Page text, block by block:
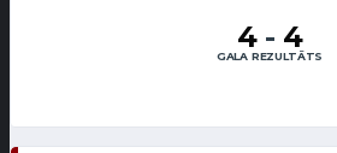
4 - 4
GALA REZULTĀTS